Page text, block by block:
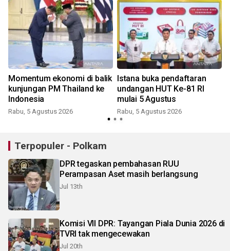
Momentum ekonomi di balik
kunjungan PM Thailand ke
Indonesia
Rabu, 5 Agustus 2026
Istana buka pendaftaran
undangan HUT Ke-81 RI
mulai 5 Agustus
Rabu, 5 Agustus 2026
Terpopuler - Polkam
DPR tegaskan pembahasan RUU
Perampasan Aset masih berlangsung
Jul 13th
Komisi VII DPR: Tayangan Piala Dunia 2026 di
TVRI tak mengecewakan
Jul 20th